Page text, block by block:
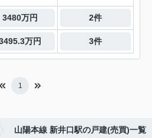
3480万円 2件
万円 3件
1
山陽本線 新井口駅の戸建(売買)一覧